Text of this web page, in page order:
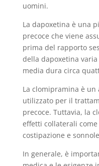
uomini.
La dapoxetina è una
precoce che viene
prima del rapporto
della dapoxetina
media dura circa
La clomipramina è un
utilizzato per il
precoce. Tuttavia, la
effetti collaterali
costipazione e
In generale, è